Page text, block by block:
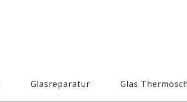
Glasreparatur Glas